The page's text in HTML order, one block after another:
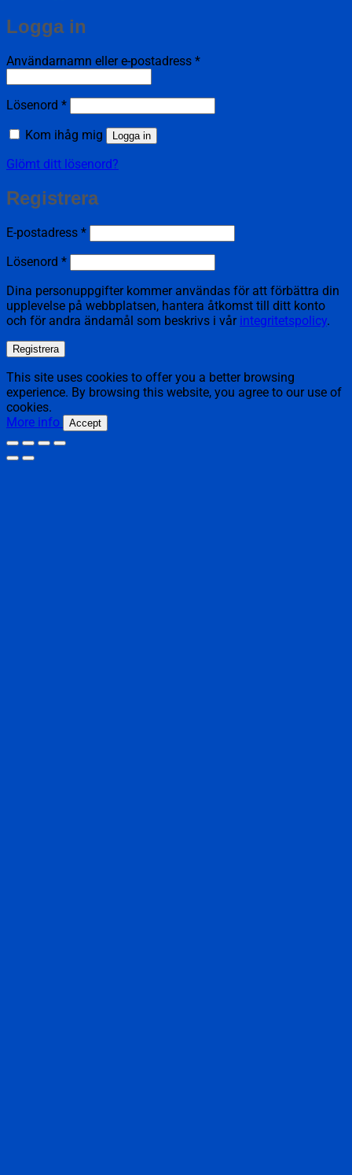
Logga in
Användarnamn eller e-postadress *Obligatoriskt
Lösenord *Obligatoriskt
Kom ihåg mig Logga in
Glömt ditt lösenord?
Registrera
E-postadress *Obligatoriskt
Lösenord *Obligatoriskt
Dina personuppgifter kommer användas för att förbättra din
upplevelse på webbplatsen, hantera åtkomst till ditt konto
och för andra ändamål som beskrivs i vår integritetspolicy.
Registrera
This site uses cookies to offer you a better browsing
experience. By browsing this website, you agree to our use of
cookies.
More info
Accept